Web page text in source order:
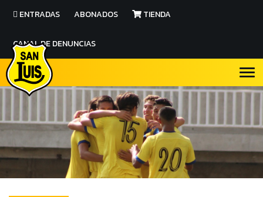
ENTRADAS ABONADOS TIENDA
CANAL DE DENUNCIAS